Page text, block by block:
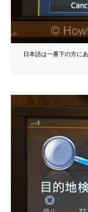
日本語は一番下の方に